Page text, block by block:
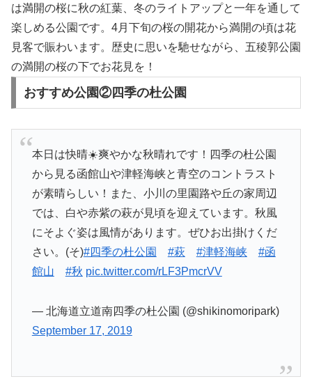
は満開の桜に秋の紅葉、冬のライトアップと一年を通して
楽しめる公園です。4月下旬の桜の開花から満開の頃は花
見客で賑わいます。歴史に思いを馳せながら、五稜郭公園
の満開の桜の下でお花見を！
おすすめ公園②四季の杜公園
本日は快晴☀️爽やかな秋晴れです！四季の杜公園
から見る函館山や津軽海峡と青空のコントラスト
が素晴らしい！また、小川の里園路や丘の家周辺
では、白や赤紫の萩が見頃を迎えています。秋風
にそよぐ姿は風情があります。ぜひお出掛けくだ
さい。(そ)#四季の杜公園 #萩 #津軽海峡
#函
館山
#秋 pic.twitter.com/rLF3PmcrVV
— 北海道立道南四季の杜公園 (@shikinomoripark)
September 17, 2019